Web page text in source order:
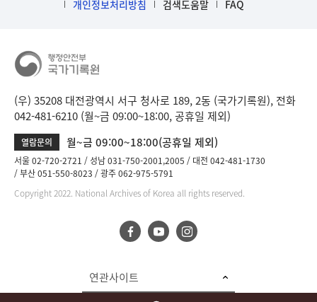
개인정보처리방침
검색도움말 FAQ
(우) 35208 대전광역시 서구 청사로 189, 2동 (국가기록원), 전화
042-481-6210 (월~금 09:00~18:00, 공휴일 제외)
열람문의 월~금 09:00~18:00(공휴일 제외)
서울 02-720-2721 성남 031-750-2001,2005
대전 042-481-1730
부산 051-550-8023
광주 062-975-5791
Copyright 2022. National Archives of Korea all rights reserved.
연관사이트